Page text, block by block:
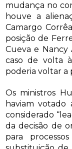
mudança no
houve a
Camargo
posição de
Cueva e Nancy
caso de volta
poderia voltar a
Os ministros
haviam votado
considerado
da decisão de
para